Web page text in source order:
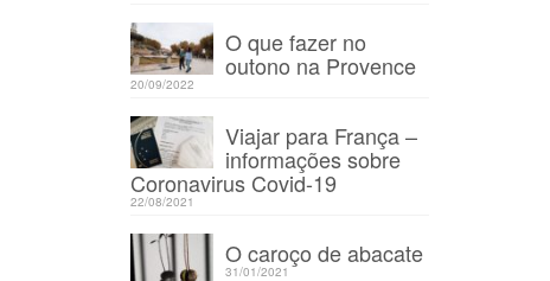
O que fazer no
outono na Provence
20/09/2022
Viajar para França –
informações sobre
Coronavirus Covid-19
22/08/2021
O caroço de abacate
31/01/2021